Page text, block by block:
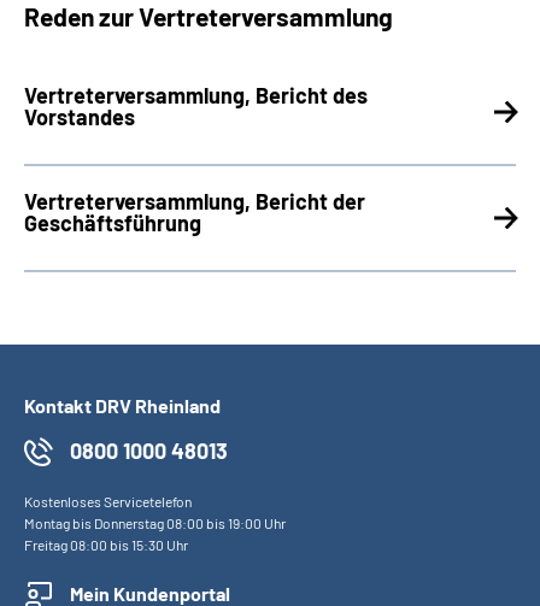
Reden zur Vertreterversammlung
Vertreterversammlung, Bericht des
Vorstandes
Vertreterversammlung, Bericht der
Geschäftsführung
Kontakt DRV Rheinland
0800 1000 48013
Kostenloses Servicetelefon
Montag bis Donnerstag 08:00 bis 19:00 Uhr
Freitag 08:00 bis 15:30 Uhr
Mein Kundenportal